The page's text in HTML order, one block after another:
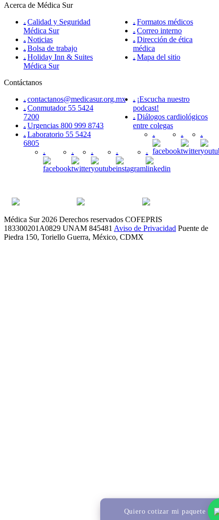
Quiero cotizar mi paquete
Acerca de Médica Sur
Calidad y Seguridad
Médica Sur
Noticias
Bolsa de trabajo
Holiday Inn & Suites
Médica Sur
Formatos médicos
Correo interno
Dirección de ética
médica
Mapa del sitio
Contáctanos
contactanos@medicasur.org.mx
Conmutador 55 5424
7200
Urgencias 800 999 8743
Laboratorio 55 5424
6805
¡Escucha nuestro
podcast!
Diálogos cardiológicos
entre colegas
Médica Sur 2026 Derechos reservados COFEPRIS
183300201A0829 UNAM 845481 Aviso de Privacidad Puente de
Piedra 150, Toriello Guerra, México, CDMX